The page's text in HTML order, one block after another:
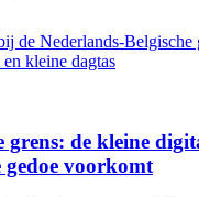
grens: de kleine
voorkomt